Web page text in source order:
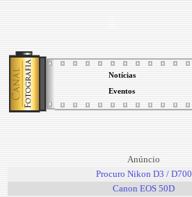
Notícias
Eventos
Anúncio
Procuro Nikon D3 / D700
Canon EOS 50D